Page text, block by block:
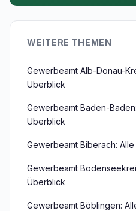
WEITERE THEMEN
Gewerbeamt Alb-Donau-
Überblick
Gewerbeamt Baden-
Überblick
Gewerbeamt Biberach:
Gewerbeamt
Überblick
Gewerbeamt Böblingen: